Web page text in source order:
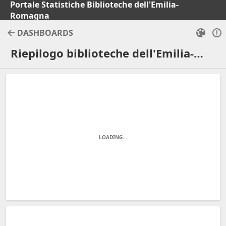
Portale Statistiche Biblioteche dell'Emilia-
Romagna
DASHBOARDS
Riepilogo biblioteche dell'Emilia-Romagna (BETA)
LOADING...